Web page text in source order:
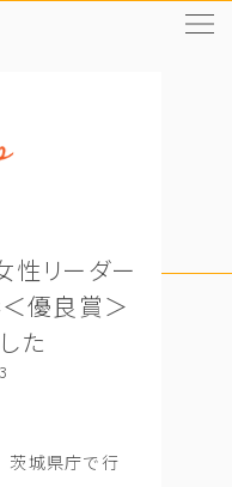
性リーダー
優良賞＞
た
茨城県庁で行